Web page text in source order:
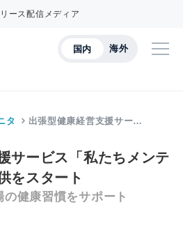
ース配信メディア
国内 海外
タ 出張型健康経営支援サー…
サービス「私たちメンテ
をスタート
健康習慣をサポート